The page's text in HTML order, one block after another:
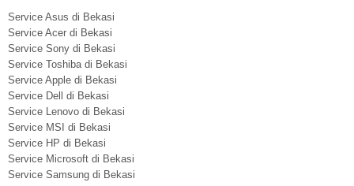
Service Asus di Bekasi
Service Acer di Bekasi
Service Sony di Bekasi
Service Toshiba di Bekasi
Service Apple di Bekasi
Service Dell di Bekasi
Service Lenovo di Bekasi
Service MSI di Bekasi
Service HP di Bekasi
Service Microsoft di Bekasi
Service Samsung di Bekasi